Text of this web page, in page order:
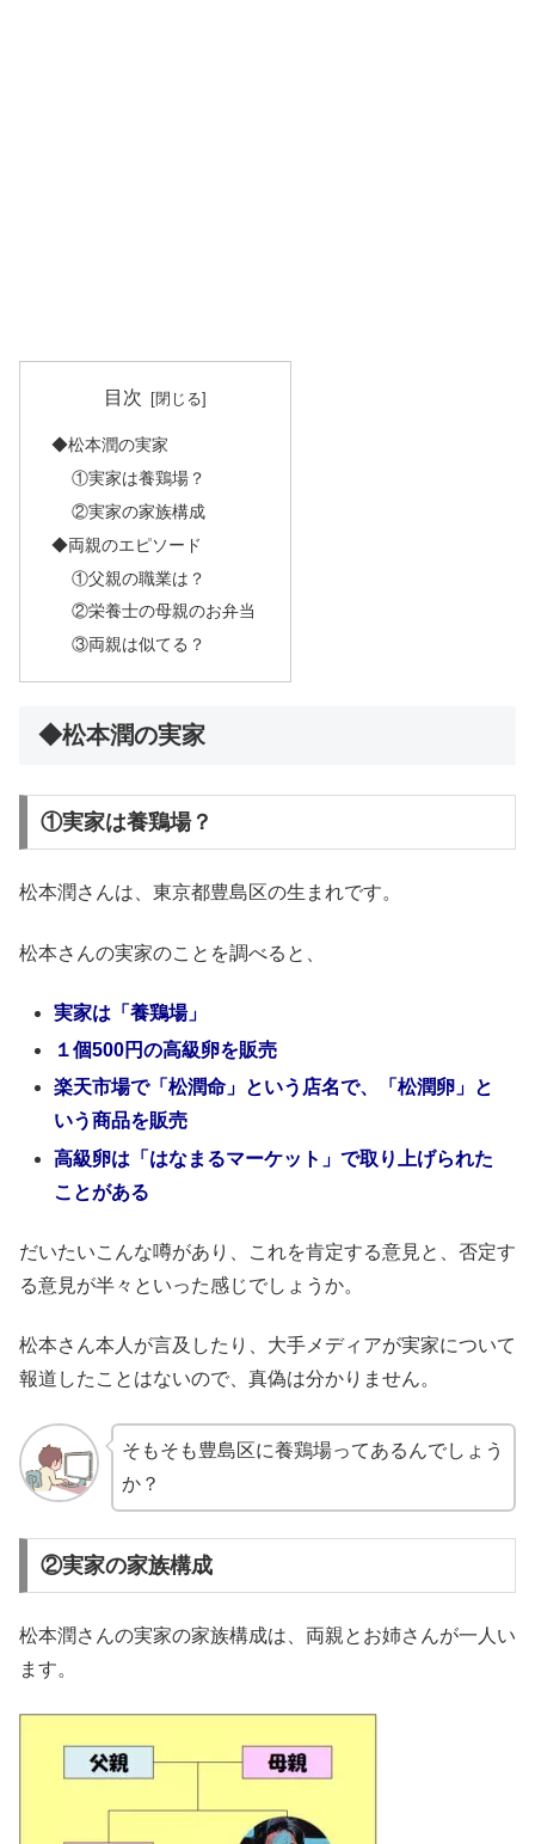
目次
◆松本潤の実家
①実家は養鶏場？
②実家の家族構成
◆両親のエピソード
①父親の職業は？
②栄養士の母親のお弁当
③両親は似てる？
◆松本潤の実家
①実家は養鶏場？
松本潤さんは、東京都豊島区の生まれです。
松本さんの実家のことを調べると、
実家は「養鶏場」
１個500円の高級卵を販売
楽天市場で「松潤命」という店名で、「松潤卵」と
いう商品を販売
高級卵は「はなまるマーケット」で取り上げられた
ことがある
だいたいこんな噂があり、これを肯定する意見と、否定す
る意見が半々といった感じでしょうか。
松本さん本人が言及したり、大手メディアが実家について
報道したことはないので、真偽は分かりません。
そもそも豊島区に養鶏場ってあるんでしょう
か？
②実家の家族構成
松本潤さんの実家の家族構成は、両親とお姉さんが一人い
ます。